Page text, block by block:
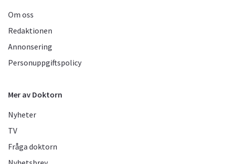
Om oss
Redaktionen
Annonsering
Personuppgiftspolicy
Mer av Doktorn
Nyheter
TV
Fråga doktorn